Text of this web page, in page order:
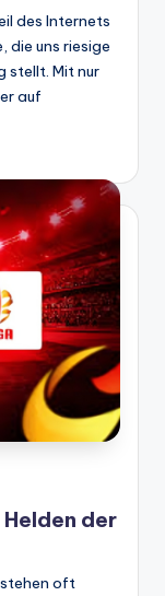
des Internets
die uns riesige
stellt. Mit nur
auf
Helden der
stehen oft